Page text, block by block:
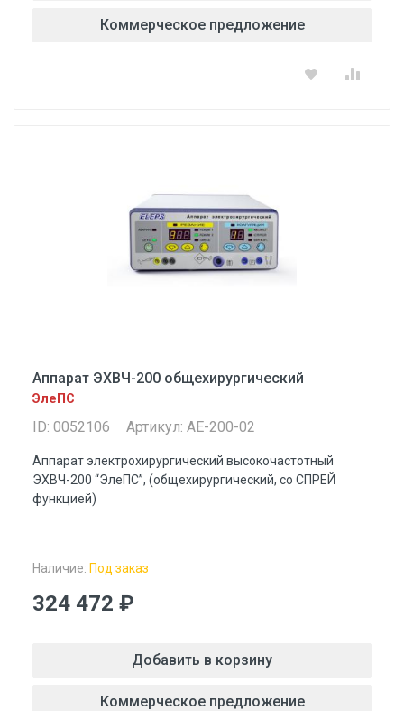
Коммерческое предложение
Аппарат ЭХВЧ-200 общехирургический
ЭлеПС
ID: 0052106 Артикул: AE-200-02
Аппарат электрохирургический высокочастотный
ЭХВЧ-200 “ЭлеПС”, (общехирургический, со СПРЕЙ
функцией)
Наличие: Под заказ
324 472 ₽
Добавить в корзину
Коммерческое предложение